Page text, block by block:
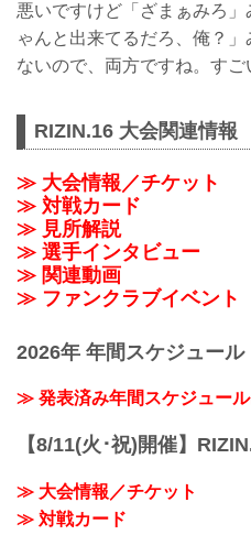
悪いですけど「ざまぁみろ
ゃんと出来てるだろ、俺？
ないので、両方ですね。すご
RIZIN.16 大会関連情報
≫ 大会情報／チケット
≫ 対戦カード
≫ 見所解説
≫ 選手インタビュー
≫ 関連動画
≫ ファンクラブイベント
2026年 年間スケジュール
≫ 発表済み年間スケジュール
【8/11(火･祝)開催】
≫ 大会情報／チケット
≫ 対戦カード